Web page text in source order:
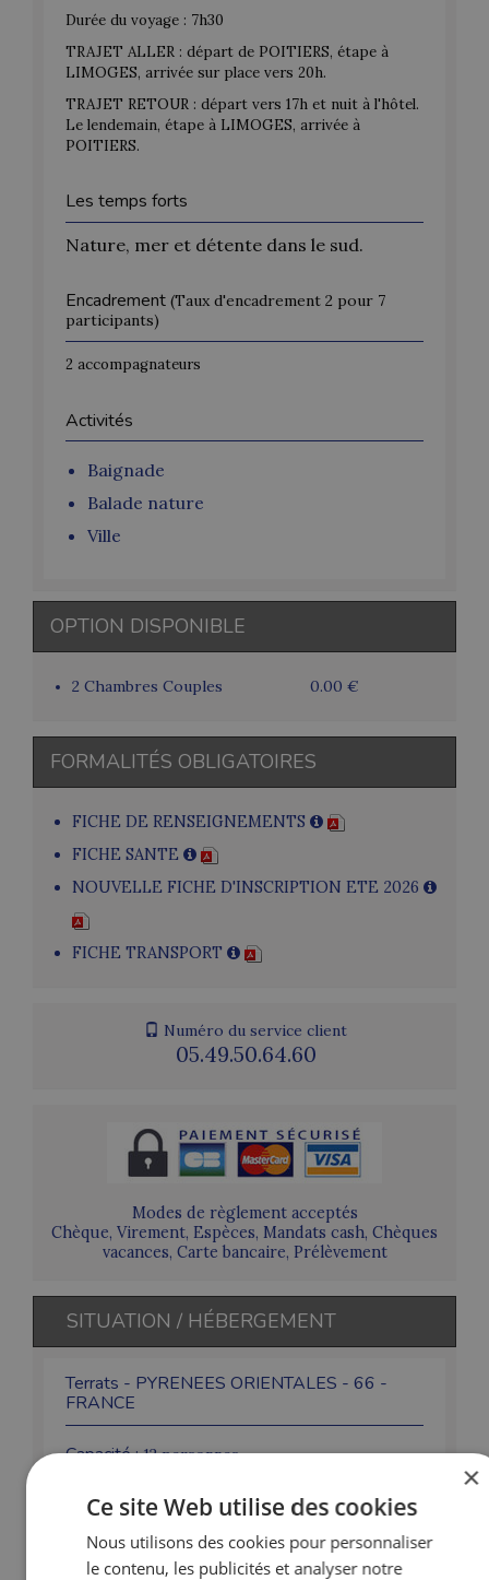
Durée du voyage : 7h30
TRAJET ALLER : départ de POITIERS, étape à
LIMOGES, arrivée sur place vers 20h.
TRAJET RETOUR : départ vers 17h et nuit à l'hôtel.
Le lendemain, étape à LIMOGES, arrivée à
POITIERS.
Les temps forts
Nature, mer et détente dans le sud.
Encadrement (Taux d'encadrement 2 pour 7
participants)
2 accompagnateurs
Activités
Baignade
Balade nature
Ville
OPTION DISPONIBLE
2 Chambres Couples 0.00 €
FORMALITÉS OBLIGATOIRES
FICHE DE RENSEIGNEMENTS
FICHE SANTE
NOUVELLE FICHE D'INSCRIPTION ETE 2026
FICHE TRANSPORT
Numéro du service client
05.49.50.64.60
Modes de règlement acceptés
Chèque, Virement, Espèces, Mandats cash, Chèques
vacances, Carte bancaire, Prélèvement
SITUATION / HÉBERGEMENT
Terrats - PYRENEES ORIENTALES - 66 -
FRANCE
Capacité :12 personnes
Maison sur 2 étages :5 chambres à l'étage de 1 à 2 lits,
Nom Etage Description
×
Ce site Web utilise des cookies
Nous utilisons des cookies pour personnaliser
le contenu, les publicités et analyser notre